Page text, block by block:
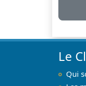
Le
Qui